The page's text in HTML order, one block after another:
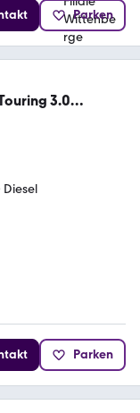
Parken
3.0
Diesel
Parken